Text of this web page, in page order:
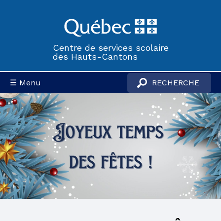
Centre de services scolaire
des Hauts-Cantons
☰ Menu